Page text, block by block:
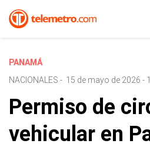
PANAMÁ
NACIONALES - 15 de mayo de 2026 -
Permiso de
vehicular en